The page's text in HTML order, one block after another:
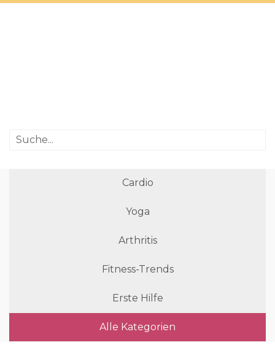
Cardio
Yoga
Arthritis
Fitness-Trends
Erste Hilfe
Alle Kategorien